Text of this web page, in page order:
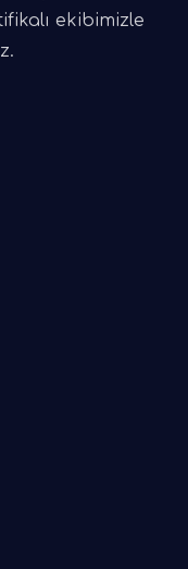
ekibimizle